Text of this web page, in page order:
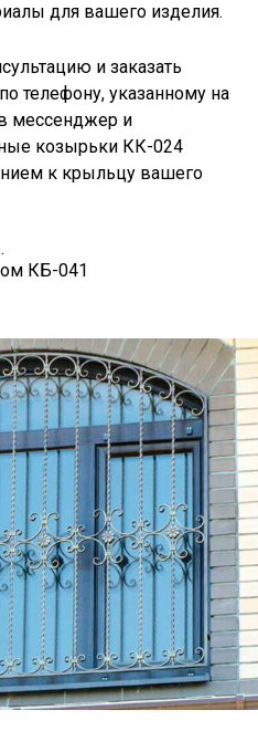
для вашего изделия.
и заказать
телефону, указанному на
мессенджер и
козырьки КК-024
к крыльцу вашего